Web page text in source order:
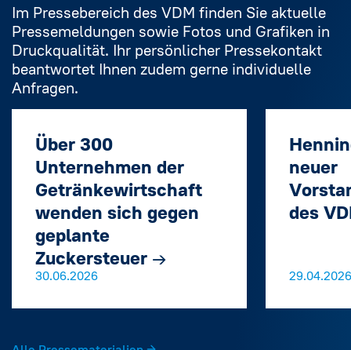
Im Pressebereich des VDM finden Sie aktuelle
Pressemeldungen sowie Fotos und Grafiken in
Druckqualität. Ihr persönlicher Pressekontakt
beantwortet Ihnen zudem gerne individuelle
Anfragen.
Über 300
Unternehmen der
Getränkewirtschaft
wenden sich gegen
geplante
Zuckersteuer →
30.06.2026
neuer
des
29.04.2026